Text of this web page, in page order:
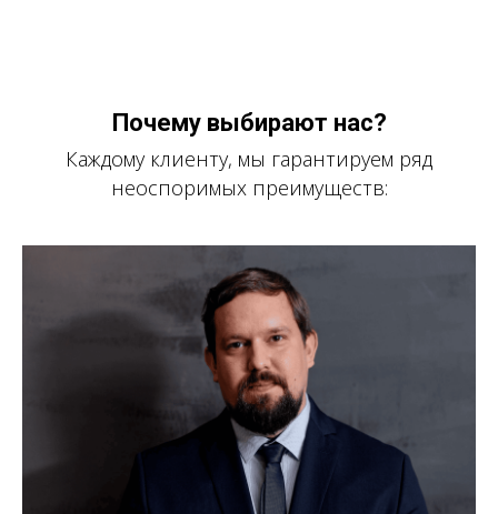
Почему выбирают нас?
Каждому клиенту, мы гарантируем ряд
неоспоримых преимуществ: